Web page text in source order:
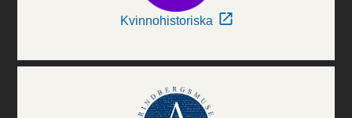
Kvinnohistoriska